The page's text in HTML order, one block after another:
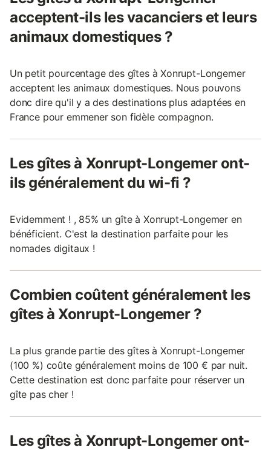
acceptent-ils les vacanciers et leurs
animaux domestiques ?
Un petit pourcentage des gîtes à Xonrupt-Longemer
acceptent les animaux domestiques. Nous pouvons
donc dire qu'il y a des destinations plus adaptées en
France pour emmener son fidèle compagnon.
Les gîtes à Xonrupt-Longemer ont-
ils généralement du wi-fi ?
Evidemment ! , 85% un gîte à Xonrupt-Longemer en
bénéficient. C'est la destination parfaite pour les
nomades digitaux !
Combien coûtent généralement les
gîtes à Xonrupt-Longemer ?
La plus grande partie des gîtes à Xonrupt-Longemer
(100 %) coûte généralement moins de 100 € par nuit.
Cette destination est donc parfaite pour réserver un
gîte pas cher !
Les gîtes à Xonrupt-Longemer ont-